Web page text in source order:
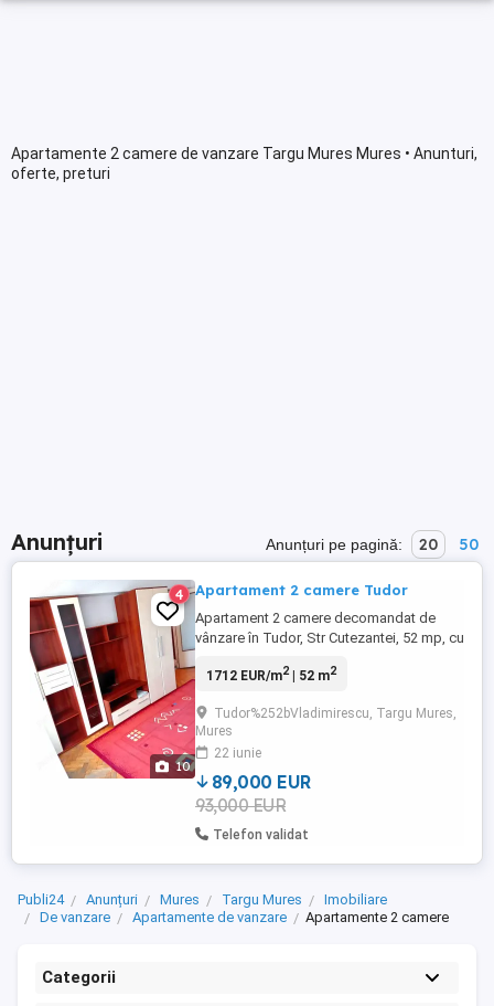
Apartamente 2 camere de vanzare Targu Mures Mures • Anunturi,
oferte, preturi
Anunțuri Anunțuri pe pagină: 20 50
10
4 Apartament 2 camere Tudor
Apartament 2 camere decomandat de
vânzare în Tudor, Str Cutezantei, 52 mp, cu
încăpător, centrala proprie în bucătărie,
toate ferestrele către sud, vedere
panoramică, cu posibilitate de amenajare
după bunul plac, Etajul ...
1712 EUR/m2| 52 m2
Tudor%252bVladimirescu, Targu Mures,
Mures
22 iunie
89,000 EUR
93,000 EUR
Telefon validat
Publi24 Anunțuri Mures Targu Mures
Imobiliare
De vanzare
Apartamente de vanzare Apartamente 2 camere
Categorii